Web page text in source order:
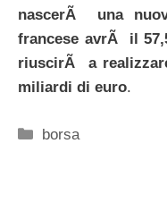
nascerÃ una
francese avrÃ il
riuscirÃ a
miliardi di euro.
Categorie
borsa